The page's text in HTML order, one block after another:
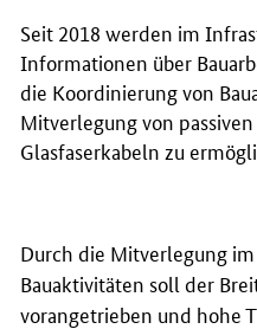
Seit 2018 werden im
Informationen über
die Koordinierung von
Mitverlegung von
Glasfaserkabeln zu
Durch die Mitverlegung
Bauaktivitäten soll der
vorangetrieben und hohe